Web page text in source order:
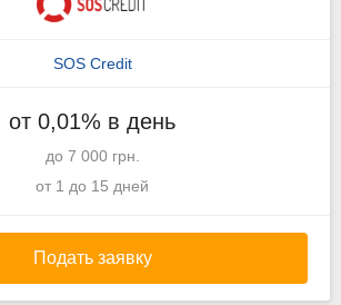
SOS Credit
от 0,01% в день
до 7 000 грн.
от 1 до 15 дней
Подать заявку